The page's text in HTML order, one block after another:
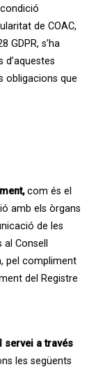
de COAC,
GDPR, s’ha
obligacions que
com és el
amb els òrgans
de les
Consell
pel compliment
del Registre
servei a través
les següents